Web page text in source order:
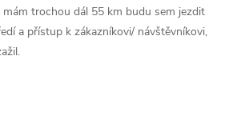
mám trochou dál 55 km budu sem jezdit
a přístup k zákazníkovi/ návštěvníkovi,